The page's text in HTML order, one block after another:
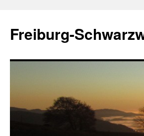
springen
Freiburg-